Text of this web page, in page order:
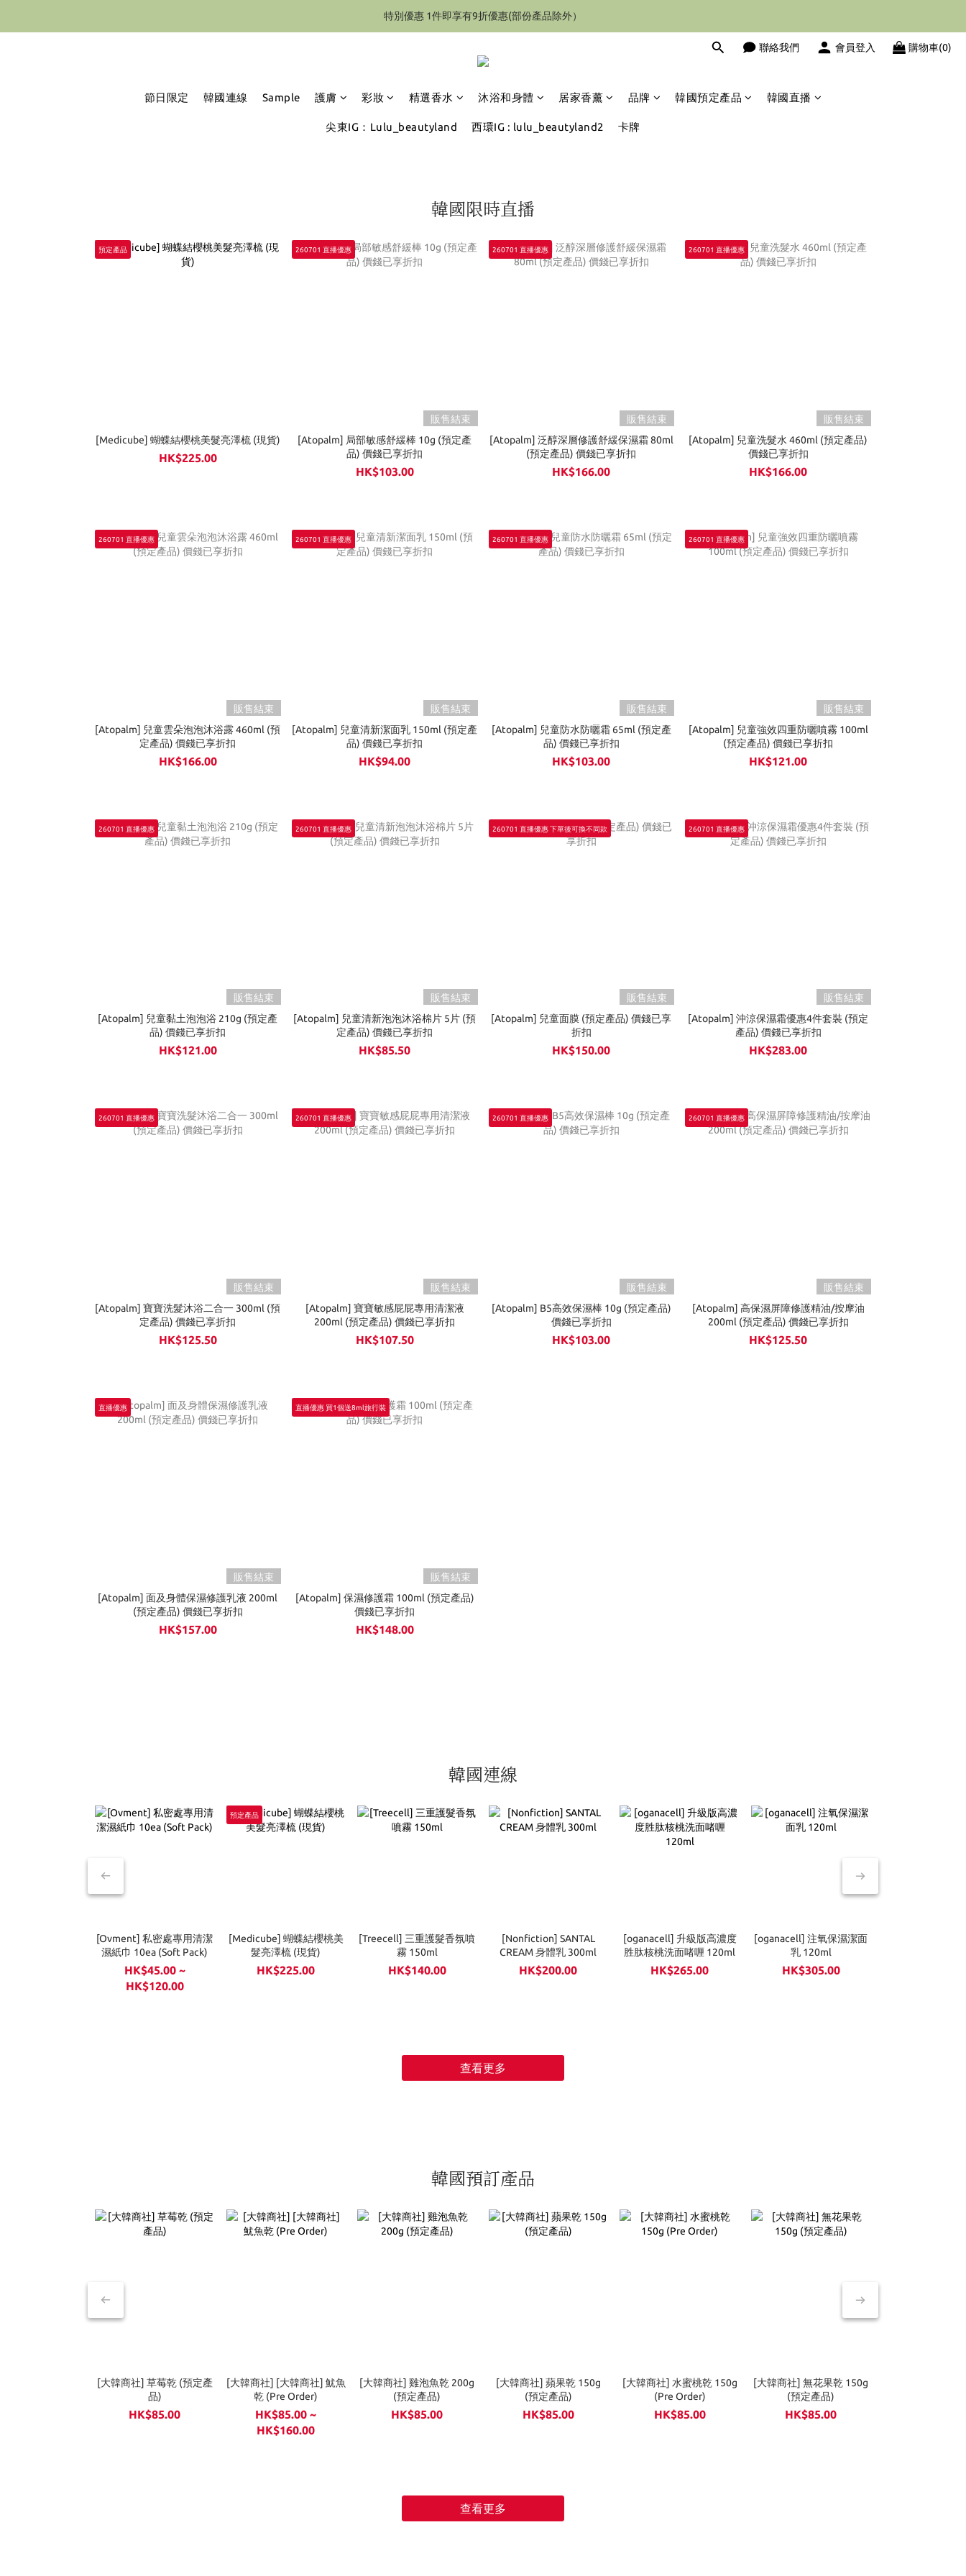
特別優惠 1件即享有9折優惠(部份產品除外）
特別優惠 1件即享有9折優惠(部份產品除外）
聯絡我們 會員登入 購物車(0)
節日限定 韓國連線 Sample 護膚 彩妝 精選香水 沐浴和身體 居家香薰 品牌 韓國預定產品 韓國直播
尖東IG：Lulu_beautyland 西環IG : lulu_beautyland2 卡牌
韓國限時直播
預定產品
[Medicube] 蝴蝶結櫻桃美髮亮澤梳 (現貨)
HK$225.00
260701 直播優惠
販售結束
[Atopalm] 局部敏感舒緩棒 10g (預定產
品) 價錢已享折扣
HK$103.00
260701 直播優惠
販售結束
[Atopalm] 泛醇深層修護舒緩保濕霜 80ml
(預定產品) 價錢已享折扣
HK$166.00
260701 直播優惠
販售結束
[Atopalm] 兒童洗髮水 460ml (預定產品)
價錢已享折扣
HK$166.00
260701 直播優惠
販售結束
[Atopalm] 兒童雲朵泡泡沐浴露 460ml (預
定產品) 價錢已享折扣
HK$166.00
260701 直播優惠
販售結束
[Atopalm] 兒童清新潔面乳 150ml (預定產
品) 價錢已享折扣
HK$94.00
260701 直播優惠
販售結束
[Atopalm] 兒童防水防曬霜 65ml (預定產
品) 價錢已享折扣
HK$103.00
260701 直播優惠
販售結束
[Atopalm] 兒童強效四重防曬噴霧 100ml
(預定產品) 價錢已享折扣
HK$121.00
260701 直播優惠
販售結束
[Atopalm] 兒童黏土泡泡浴 210g (預定產
品) 價錢已享折扣
HK$121.00
260701 直播優惠
販售結束
[Atopalm] 兒童清新泡泡沐浴棉片 5片 (預
定產品) 價錢已享折扣
HK$85.50
260701 直播優惠 下單後可換不同款
販售結束
[Atopalm] 兒童面膜 (預定產品) 價錢已享
折扣
HK$150.00
260701 直播優惠
販售結束
[Atopalm] 沖涼保濕霜優惠4件套裝 (預定
產品) 價錢已享折扣
HK$283.00
260701 直播優惠
販售結束
[Atopalm] 寶寶洗髮沐浴二合一 300ml (預
定產品) 價錢已享折扣
HK$125.50
260701 直播優惠
販售結束
[Atopalm] 寶寶敏感屁屁專用清潔液
200ml (預定產品) 價錢已享折扣
HK$107.50
260701 直播優惠
販售結束
[Atopalm] B5高效保濕棒 10g (預定產品)
價錢已享折扣
HK$103.00
260701 直播優惠
販售結束
[Atopalm] 高保濕屏障修護精油/按摩油
200ml (預定產品) 價錢已享折扣
HK$125.50
直播優惠
販售結束
[Atopalm] 面及身體保濕修護乳液 200ml
(預定產品) 價錢已享折扣
HK$157.00
直播優惠 買1個送8ml旅行裝
販售結束
[Atopalm] 保濕修護霜 100ml (預定產品)
價錢已享折扣
HK$148.00
韓國連線
[Ovment] 私密處專用清潔
濕紙巾 10ea (Soft Pack)
HK$45.00 ~
HK$120.00
預定產品
[Medicube] 蝴蝶結櫻桃美
髮亮澤梳 (現貨)
HK$225.00
[Treecell] 三重護髮香氛噴
霧 150ml
HK$140.00
[Nonfiction] SANTAL
CREAM 身體乳 300ml
HK$200.00
[oganacell] 升級版高濃度
胜肽核桃洗面啫喱 120ml
HK$265.00
[oganacell] 注氧保濕潔面
乳 120ml
HK$305.00
查看更多
韓國預訂產品
[大韓商社] 草莓乾 (預定產
品)
HK$85.00
[大韓商社] [大韓商社] 魷魚
乾 (Pre Order)
HK$85.00 ~
HK$160.00
[大韓商社] 雞泡魚乾 200g
(預定產品)
HK$85.00
[大韓商社] 蘋果乾 150g
(預定產品)
HK$85.00
[大韓商社] 水蜜桃乾 150g
(Pre Order)
HK$85.00
[大韓商社] 無花果乾 150g
(預定產品)
HK$85.00
查看更多